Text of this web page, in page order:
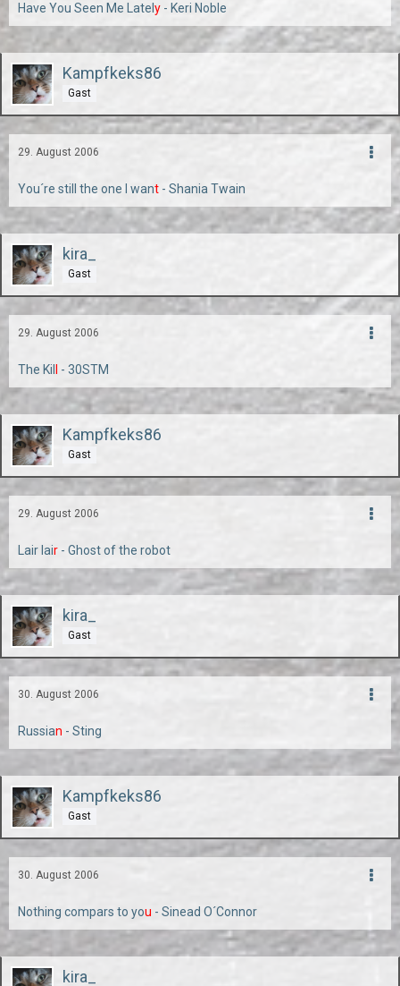
Have You Seen Me Latel y - Keri Noble
Kampfkeks86
Gast
29. August 2006
You´re still the one I want - Shania Twain
kira_
Gast
29. August 2006
The Kil - 30STM
Kampfkeks86
Gast
29. August 2006
Lair lair - Ghost of the robot
kira_
Gast
30. August 2006
Russian - Sting
Kampfkeks86
Gast
30. August 2006
Nothing compars to you - Sinead O´Connor
kira_